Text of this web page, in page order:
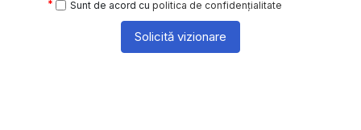
Sunt de acord cu politica de confidențialitate
Solicită vizionare